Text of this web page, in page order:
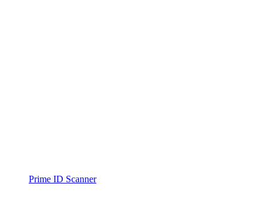
Prime ID Scanner